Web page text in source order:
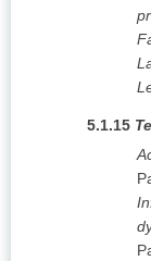
5.1.15